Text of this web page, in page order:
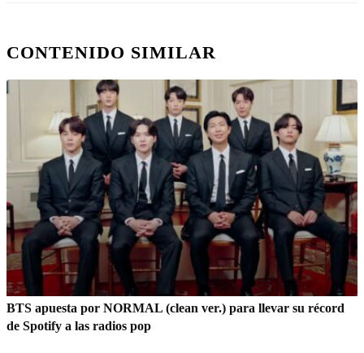
CONTENIDO SIMILAR
BTS apuesta por NORMAL (clean ver.) para llevar su récord
de Spotify a las radios pop